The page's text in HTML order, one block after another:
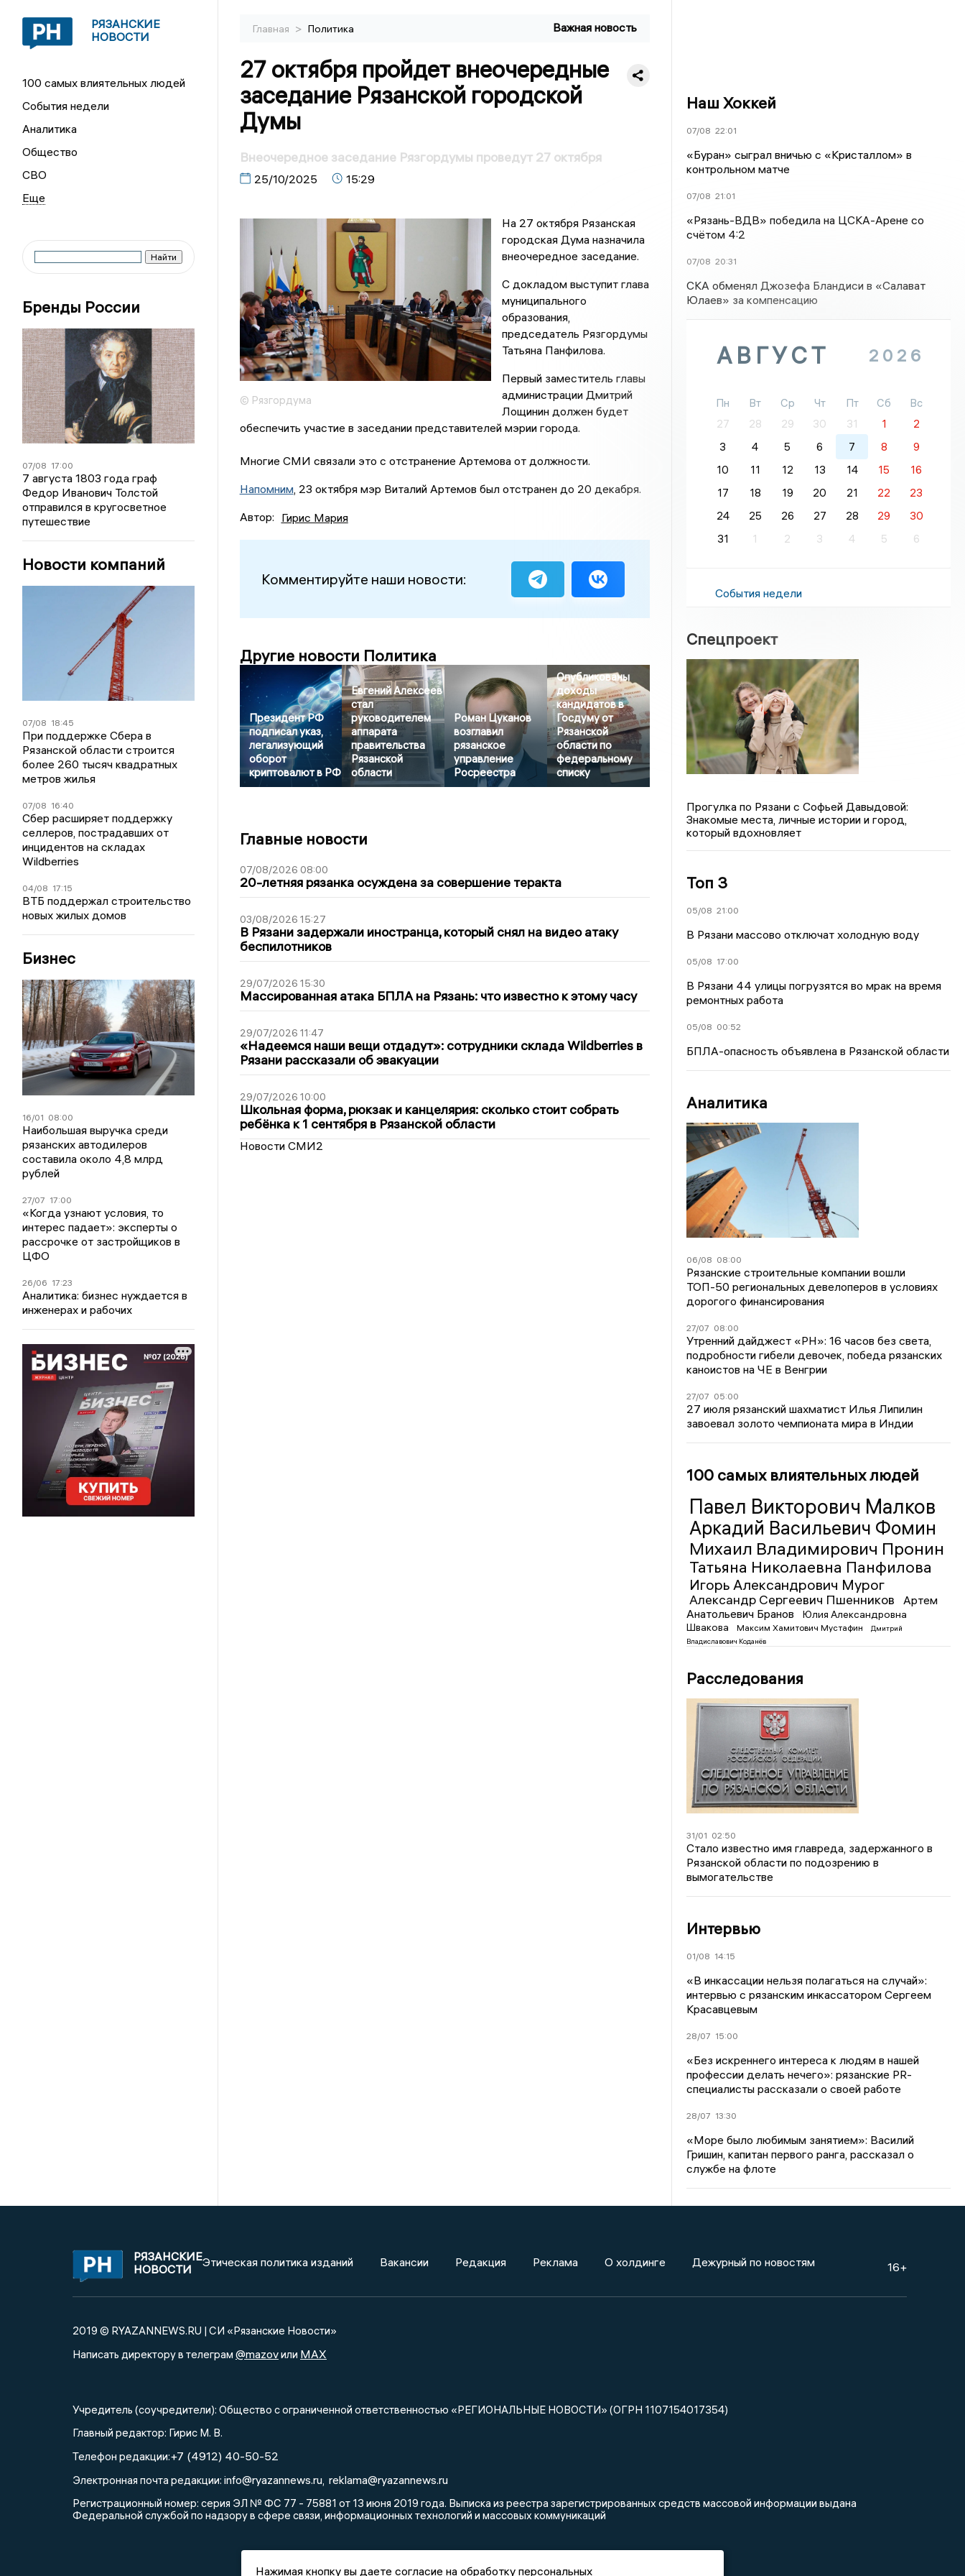
РЯЗАНСКИЕ
НОВОСТИ
100 самых влиятельных людей
События недели
Аналитика
Общество
СВО
Бренды России
07/08 17:00
7 августа 1803 года граф
Федор Иванович Толстой
отправился в кругосветное
путешествие
Новости компаний
07/08 18:45
При поддержке Сбера в
Рязанской области строится
более 260 тысяч квадратных
метров жилья
07/08 16:40
Сбер расширяет поддержку
селлеров, пострадавших от
инцидентов на складах
Wildberries
04/08 17:15
ВТБ поддержал строительство
новых жилых домов
Бизнес
16/01 08:00
Наибольшая выручка среди
рязанских автодилеров
составила около 4,8 млрд
рублей
27/07 17:00
«Когда узнают условия, то
интерес падает»: эксперты о
рассрочке от застройщиков в
ЦФО
26/06 17:23
Аналитика: бизнес нуждается в
инженерах и рабочих
Главная > Политика Важная новость
27 октября пройдет внеочередные
заседание Рязанской городской
Думы
Внеочередное заседание Рязгордумы проведут 27 октября
25/10/2025 15:29
© Рязгордума
На 27 октября Рязанская
городская Дума назначила
внеочередное заседание.
С докладом выступит глава
муниципального
образования,
председатель Рязгордумы
Татьяна Панфилова.
Первый заместитель главы
администрации Дмитрий
Лощинин должен будет
обеспечить участие в заседании представителей мэрии города.
Многие СМИ связали это с отстранение Артемова от должности.
Напомним, 23 октября мэр Виталий Артемов был отстранен до 20 декабря.
Автор: Гирис Мария
Комментируйте наши новости:
Другие новости Политика
Президент РФ
подписал указ,
легализующий
оборот
криптовалют в РФ
Евгений Алексеев
стал
руководителем
аппарата
правительства
Рязанской
области
Роман Цуканов
возглавил
рязанское
управление
Росреестра
Опубликованы
доходы
кандидатов в
Госдуму от
Рязанской
области по
федеральному
списку
Главные новости
07/08/2026 08:00
20-летняя рязанка осуждена за совершение теракта
03/08/2026 15:27
В Рязани задержали иностранца, который снял на видео атаку
беспилотников
29/07/2026 15:30
Массированная атака БПЛА на Рязань: что известно к этому часу
29/07/2026 11:47
«Надеемся наши вещи отдадут»: сотрудники склада Wildberries в
Рязани рассказали об эвакуации
29/07/2026 10:00
Школьная форма, рюкзак и канцелярия: сколько стоит собрать
ребёнка к 1 сентября в Рязанской области
Новости СМИ2
Наш Хоккей
07/08 22:01
«Буран» сыграл вничью с «Кристаллом» в
контрольном матче
07/08 21:01
«Рязань-ВДВ» победила на ЦСКА-Арене со
счётом 4:2
07/08 20:31
СКА обменял Джозефа Бландиси в «Салават
Юлаев» за компенсацию
АВГУСТ 2026
Пн Вт Ср Чт Пт Сб
Вс
27
28 29 30 31 1
2
3
4 5 6 7 8
9
10
11 12 13 14 15
16
17
18 19 20 21 22
23
24
25 26 27 28 29
30
31
1 2 3 4 5 6
События недели
Спецпроект
Прогулка по Рязани с Софьей Давыдовой:
Знакомые места, личные истории и город,
который вдохновляет
Топ 3
05/08 21:00
В Рязани массово отключат холодную воду
05/08 17:00
В Рязани 44 улицы погрузятся во мрак на время
ремонтных работа
05/08 00:52
БПЛА-опасность объявлена в Рязанской области
Аналитика
06/08 08:00
Рязанские строительные компании вошли
ТОП-50 региональных девелоперов в условиях
дорогого финансирования
27/07 08:00
Утренний дайджест «РН»: 16 часов без света,
подробности гибели девочек, победа рязанских
каноистов на ЧЕ в Венгрии
27/07 05:00
27 июля рязанский шахматист Илья Липилин
завоевал золото чемпионата мира в Индии
100 самых влиятельных людей
Павел Викторович Малков
Аркадий Васильевич Фомин
Михаил Владимирович Пронин
Татьяна Николаевна Панфилова
Игорь Александрович Мурог
Александр Сергеевич Пшенников
Артем
Анатольевич Бранов
Юлия Александровна
Швакова
Максим Хамитович Мустафин
Дмитрий
Владиславович Коданёв
Расследования
31/01 02:50
Стало известно имя главреда, задержанного в
Рязанской области по подозрению в
вымогательстве
Интервью
01/08 14:15
«В инкассации нельзя полагаться на случай»:
интервью с рязанским инкассатором Сергеем
Красавцевым
28/07 15:00
«Без искреннего интереса к людям в нашей
профессии делать нечего»: рязанские PR-
специалисты рассказали о своей работе
28/07 13:30
«Море было любимым занятием»: Василий
Гришин, капитан первого ранга, рассказал о
службе на флоте
РЯЗАНСКИЕ
НОВОСТИ
Этическая политика изданий Вакансии Редакция Реклама О холдинге Дежурный по новостям 16+
2019 © RYAZANNEWS.RU | СИ «Рязанские Новости»
Написать директору в телеграм @mazovили MAX
Учредитель (соучредители): Общество с ограниченной ответственностью «РЕГИОНАЛЬНЫЕ НОВОСТИ» (ОГРН 1107154017354)
Главный редактор: Гирис М. В.
Телефон редакции:+7 (4912) 40-50-52
Электронная почта редакции: info@ryazannews.ru reklama@ryazannews.ru
Регистрационный номер: серия ЭЛ № ФС 77 - 75881 от 13 июня 2019 года. Выписка из реестра зарегистрированных средств массовой информации выдана
Федеральной службой по надзору в сфере связи, информационных технологий и массовых коммуникаций
Нажимая кнопку вы даете согласие на обработку персональных